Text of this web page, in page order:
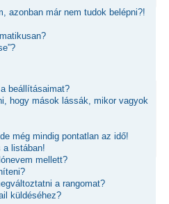
azonban már nem tudok belépni?!
beállításaimat?
hogy mások lássák, mikor vagyok
még mindig pontatlan az idő!
a listában!
mellett?
a rangomat?
küldéséhez?